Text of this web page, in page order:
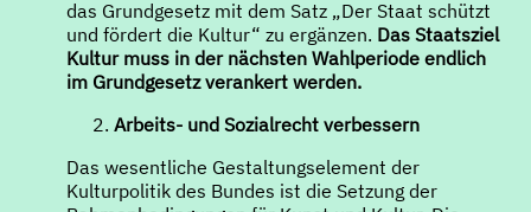
das Grundgesetz mit dem Satz „Der Staat schützt
und fördert die Kultur“ zu ergänzen. Das Staatsziel
Kultur muss in der nächsten Wahlperiode endlich
im Grundgesetz verankert werden.
Arbeits- und Sozialrecht verbessern
Das wesentliche Gestaltungselement der
Kulturpolitik des Bundes ist die Setzung der